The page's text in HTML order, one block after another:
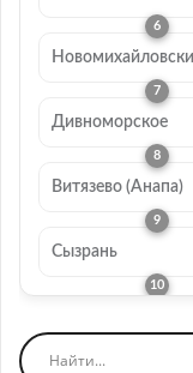
Дивноморское
Витязево (Анапа)
Сызрань